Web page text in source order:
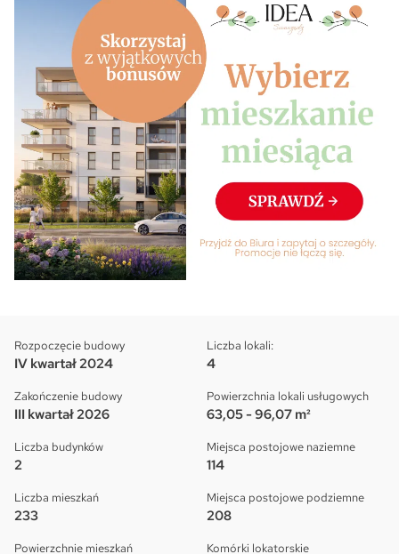
Rozpoczęcie budowy
IV kwartał 2024
Zakończenie budowy
III kwartał 2026
Liczba budynków
2
Liczba mieszkań
233
Powierzchnie mieszkań
Liczba lokali:
4
Powierzchnia lokali usługowych
63,05 - 96,07 m²
Miejsca postojowe naziemne
114
Miejsca postojowe podziemne
208
Komórki lokatorskie